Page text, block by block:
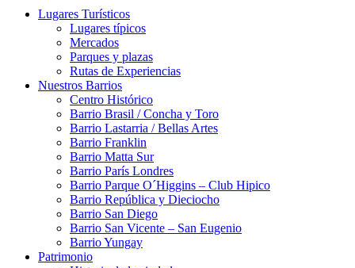
Lugares Turísticos
Lugares tí­picos
Mercados
Parques y plazas
Rutas de Experiencias
Nuestros Barrios
Centro Histórico
Barrio Brasil / Concha y Toro
Barrio Lastarria / Bellas Artes
Barrio Franklin
Barrio Matta Sur
Barrio Parí­s Londres
Barrio Parque O´Higgins – Club Hipico
Barrio República y Dieciocho
Barrio San Diego
Barrio San Vicente – San Eugenio
Barrio Yungay
Patrimonio